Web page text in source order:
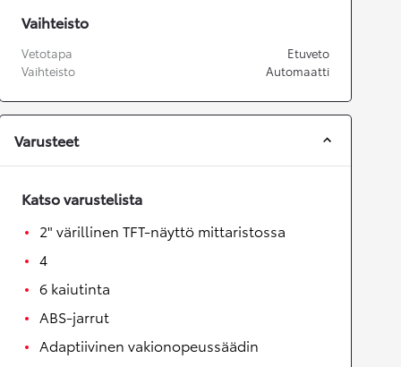
Vaihteisto
Vetotapa
Etuveto
Vaihteisto
Automaatti
Varusteet
Katso varustelista
2" värillinen TFT-näyttö mittaristossa
4
6 kaiutinta
ABS-jarrut
Adaptiivinen vakionopeussäädin